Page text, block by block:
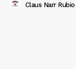
Claus Narr Rubio